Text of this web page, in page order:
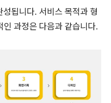
됩니다. 서비스 목적과 형
과정은 다음과 같습니다.